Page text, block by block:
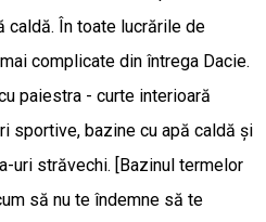
caldă. În toate lucrările de
complicate din întrega Dacie.
paiestra - curte interioară
sportive, bazine cu apă caldă și
uri străvechi. [Bazinul termelor
să nu te îndemne să te